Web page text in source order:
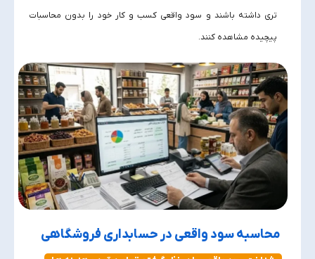
تری داشته باشند و سود واقعی کسب‌ و کار خود را بدون محاسبات
پیچیده مشاهده کنند.
محاسبه سود واقعی در حسابداری فروشگاهی